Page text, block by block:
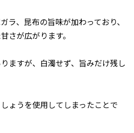
ラ、昆布の旨味が加わっており、
さが広がります。
ますが、白濁せず、旨みだけ残し
ょうを使用してしまったことで